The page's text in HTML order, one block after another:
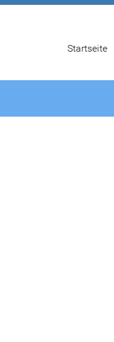
Startseite